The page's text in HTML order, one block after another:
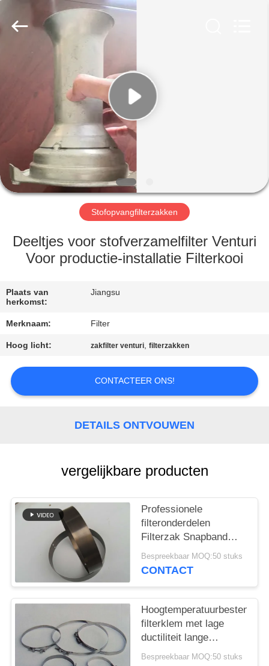
PRODUCTEN
OVER
ONS
FABRIEKSREIS
KWALITEITSCONTROLE
CONTACTEER
ONS
NIEUWS
VERZOEK
OM EEN
PRIVACYBELEID
Co.,Ltd..
Stofopvangfilterzakken
Deeltjes voor stofverzamelfilter Venturi
Voor productie-installatie Filterkooi
Plaats van
herkomst:
Jiangsu
Merknaam: Filter
Hoog licht: zakfilter venturi,filterzakken
CONTACTEER ONS!
DETAILS ONTVOUWEN
vergelijkbare producten
Professionele
filteronderdelen
Filterzak Snapband
Verschillend materiaal
en grootte
Bespreekbaar MOQ:50 stuks
CONTACT
Hoogtemperatuurbestendige
filterklem met lage
ductiliteit lange
levensduur
Bespreekbaar MOQ:50 stuks